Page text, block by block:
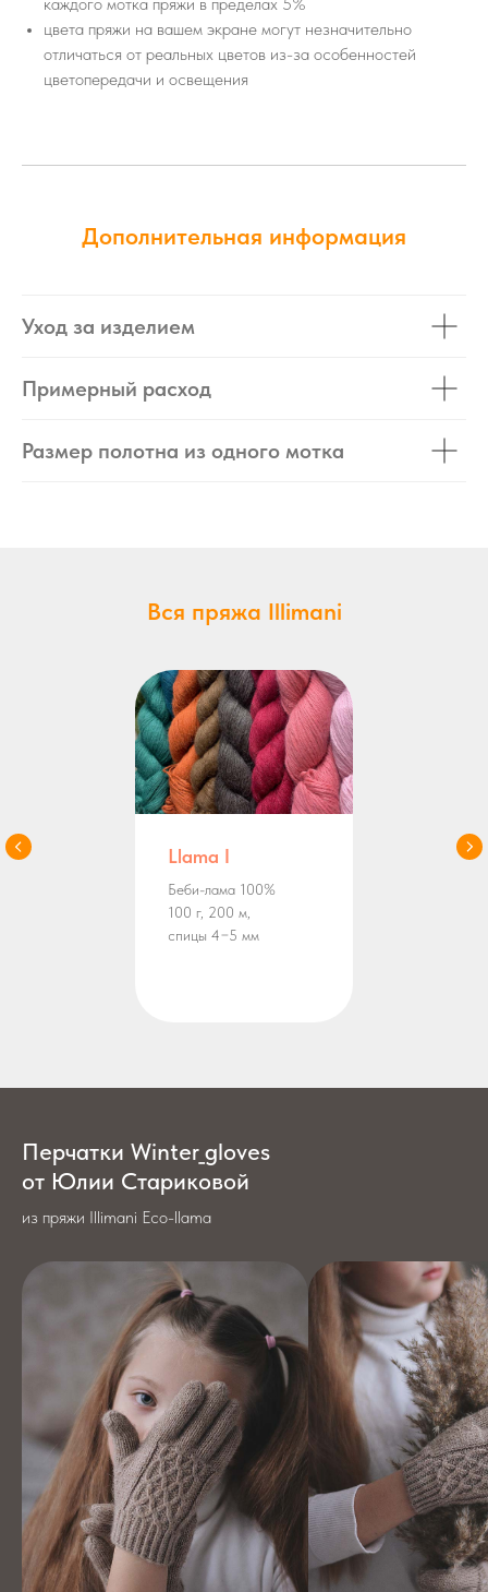
цвета пряжи на вашем экране могут незначительно
отличаться от реальных цветов из-за особенностей
цветопередачи и освещения
Дополнительная информация
Уход за изделием
Примерный расход
Размер полотна из одного мотка
Вся пряжа Illimani
Llama I
Беби-лама 100%
100 г, 200 м,
спицы 4−5 мм
Перчатки Winter_gloves
от Юлии Стариковой
из пряжи Illimani Eco-llama